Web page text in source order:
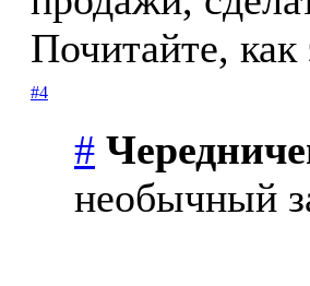
Почитайте, как
#4
#
необычный